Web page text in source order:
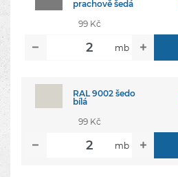
prachově šedá
99 Kč
mb
RAL 9002 šedo
bílá
99 Kč
mb